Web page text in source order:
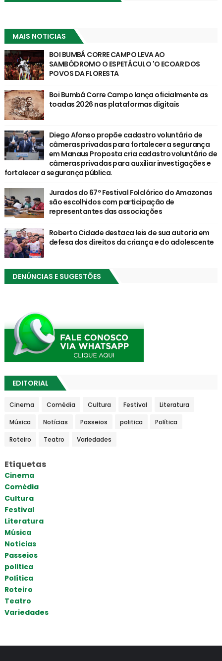
MAIS NOTICIAS
BOI BUMBÁ CORRE CAMPO LEVA AO
SAMBÓDROMO O ESPETÁCULO 'O ECOAR DOS
POVOS DA FLORESTA
Boi Bumbá Corre Campo lança oficialmente as
toadas 2026 nas plataformas digitais
Diego Afonso propõe cadastro voluntário de
câmeras privadas para fortalecer a segurança
em Manaus Proposta cria cadastro voluntário de
câmeras privadas para auxiliar investigações e
fortalecer a segurança pública.
Jurados do 67º Festival Folclórico do Amazonas
são escolhidos com participação de
representantes das associações
Roberto Cidade destaca leis de sua autoria em
defesa dos direitos da criança e do adolescente
DENÚNCIAS E SUGESTÕES
EDITORIAL
Cinema Comédia Cultura Festival Literatura
Música Notícias Passeios politica Política
Roteiro Teatro Variedades
Etiquetas
Cinema
Comédia
Cultura
Festival
Literatura
Música
Notícias
Passeios
politica
Política
Roteiro
Teatro
Variedades